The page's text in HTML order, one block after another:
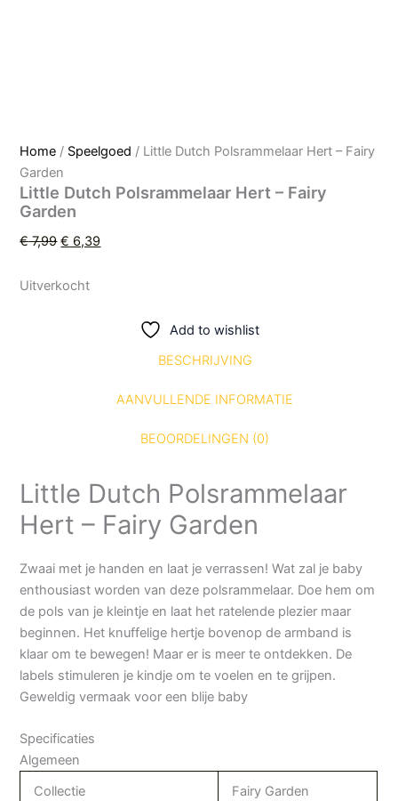
Home / Speelgoed / Little Dutch Polsrammelaar Hert – Fairy
Garden
Little Dutch Polsrammelaar Hert – Fairy
Garden
€7,99 € 6,39
Uitverkocht
Add to wishlist
BESCHRIJVING
AANVULLENDE INFORMATIE
BEOORDELINGEN (0)
Little Dutch Polsrammelaar
Hert – Fairy Garden
Zwaai met je handen en laat je verrassen! Wat zal je baby
enthousiast worden van deze polsrammelaar. Doe hem om
de pols van je kleintje en laat het ratelende plezier maar
beginnen. Het knuffelige hertje bovenop de armband is
klaar om te bewegen! Maar er is meer te ontdekken. De
labels stimuleren je kindje om te voelen en te grijpen.
Geweldig vermaak voor een blije baby
Specificaties
Algemeen
Collectie
Fairy Garden